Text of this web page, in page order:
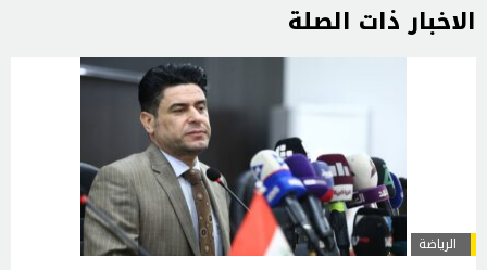
الاخبار ذات الصلة
الرياضة